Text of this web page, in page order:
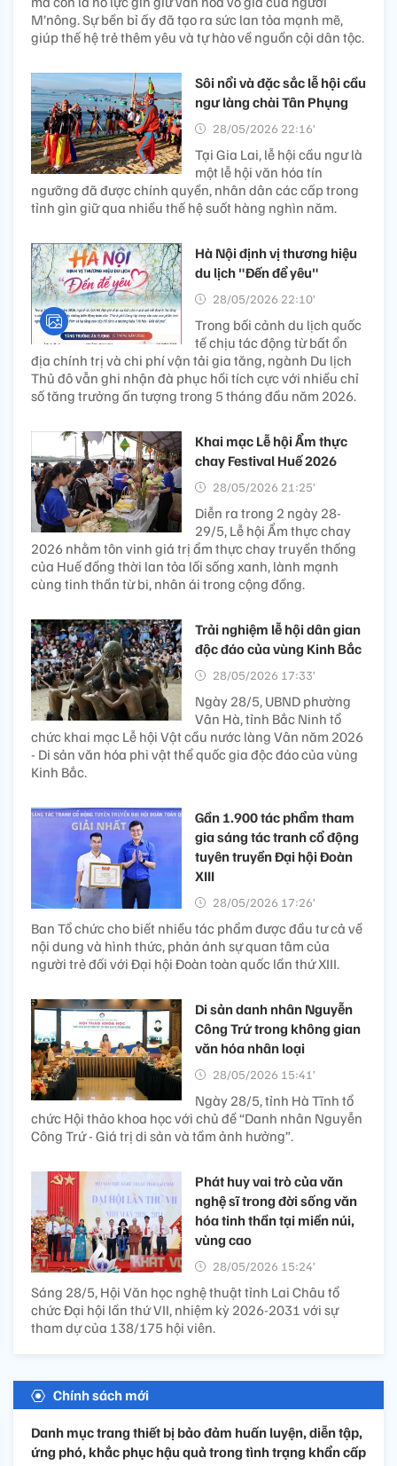
M’nông. Sự bền bỉ ấy đã tạo ra sức lan tỏa mạnh mẽ,
giúp thế hệ trẻ thêm yêu và tự hào về nguồn cội dân tộc.
Sôi nổi và đặc sắc lễ hội cầu
ngư làng chài Tân Phụng
28/05/2026 22:16’
Tại Gia Lai, lễ hội cầu ngư là
một lễ hội văn hóa tín
ngưỡng đã được chính quyền, nhân dân các cấp trong
tỉnh gìn giữ qua nhiều thế hệ suốt hàng nghìn năm.
Hà Nội định vị thương hiệu
du lịch "Đến để yêu"
28/05/2026 22:10’
Trong bối cảnh du lịch quốc
tế chịu tác động từ bất ổn
địa chính trị và chi phí vận tải gia tăng, ngành Du lịch
Thủ đô vẫn ghi nhận đà phục hồi tích cực với nhiều chỉ
số tăng trưởng ấn tượng trong 5 tháng đầu năm 2026.
Khai mạc Lễ hội Ẩm thực
chay Festival Huế 2026
28/05/2026 21:25’
Diễn ra trong 2 ngày 28-
29/5, Lễ hội Ẩm thực chay
2026 nhằm tôn vinh giá trị ẩm thực chay truyền thống
của Huế đồng thời lan tỏa lối sống xanh, lành mạnh
cùng tinh thần từ bi, nhân ái trong cộng đồng.
Trải nghiệm lễ hội dân gian
độc đáo của vùng Kinh Bắc
28/05/2026 17:33’
Ngày 28/5, UBND phường
Vân Hà, tỉnh Bắc Ninh tổ
chức khai mạc Lễ hội Vật cầu nước làng Vân năm 2026
- Di sản văn hóa phi vật thể quốc gia độc đáo của vùng
Kinh Bắc.
Gần 1.900 tác phẩm tham
gia sáng tác tranh cổ động
tuyên truyền Đại hội Đoàn
XIII
28/05/2026 17:26’
Ban Tổ chức cho biết nhiều tác phẩm được đầu tư cả về
nội dung và hình thức, phản ánh sự quan tâm của
người trẻ đối với Đại hội Đoàn toàn quốc lần thứ XIII.
Di sản danh nhân Nguyễn
Công Trứ trong không gian
văn hóa nhân loại
28/05/2026 15:41’
Ngày 28/5, tỉnh Hà Tĩnh tổ
chức Hội thảo khoa học với chủ đề “Danh nhân Nguyễn
Công Trứ - Giá trị di sản và tầm ảnh hưởng”.
Phát huy vai trò của văn
nghệ sĩ trong đời sống văn
hóa tinh thần tại miền núi,
vùng cao
28/05/2026 15:24’
Sáng 28/5, Hội Văn học nghệ thuật tỉnh Lai Châu tổ
chức Đại hội lần thứ VII, nhiệm kỳ 2026-2031 với sự
tham dự của 138/175 hội viên.
Chính sách mới
Danh mục trang thiết bị bảo đảm huấn luyện, diễn tập,
ứng phó, khắc phục hậu quả trong tình trạng khẩn cấp